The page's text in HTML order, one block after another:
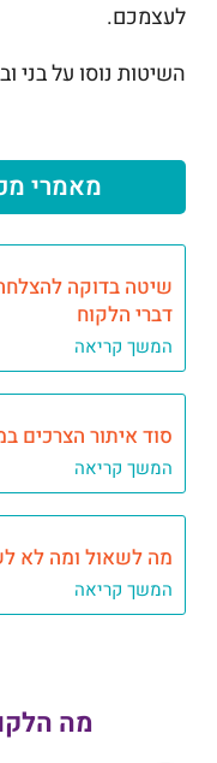
לעצמכם.
השיטות נוסו על בני
מאמרי
שיטה בדוקה
דברי הלקוח
המשך קריאה
סוד איתור הצרכים
המשך קריאה
מה לשאול ומה לא
המשך קריאה
מה